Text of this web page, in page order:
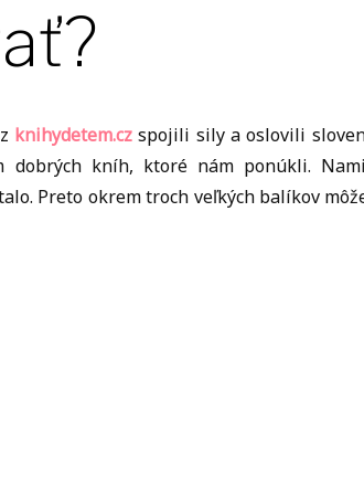
knihydetem.cz spojili sily a oslovili
dobrých kníh, ktoré nám ponúkli.
Preto okrem troch veľkých balíkov